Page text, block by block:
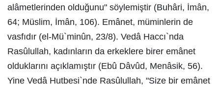
alâmetlerinden olduğunu" söylemiştir (Buhâri, İmân,
64; Müslim, İmân, 106). Emânet, müminlerin de
vasfıdır (el-Mü`minûn, 23/8). Vedâ Haccı`nda
Rasûlullah, kadınların da erkeklere birer emânet
olduklarını açıklamıştır (Ebû Dâvûd, Menâsik, 56).
Yine Vedâ Hutbesi`nde Rasûlullah, "Size bir emânet